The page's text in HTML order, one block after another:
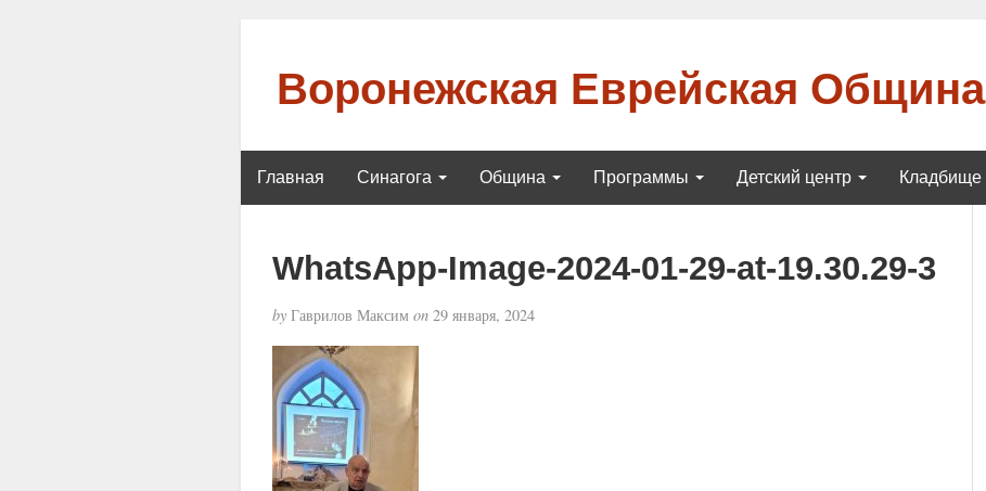
Воронежская Еврейская Община
Главная Синагога Община Программы Детский центр Кладбище
WhatsApp-Image-2024-01-29-at-19.30.29-3
byГаврилов Максим on29 января, 2024